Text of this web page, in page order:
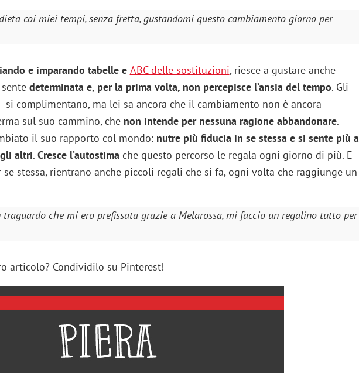
coi miei tempi, senza fretta, gustandomi questo cambiamento giorno per
e imparando tabelle e ABC delle sostituzioni, riesce a gustare anche
determinata e, per la prima volta, non percepisce l’ansia del tempo. Gli
complimentano, ma lei sa ancora che il cambiamento non è ancora
sul suo cammino, che non intende per nessuna ragione abbandonare.
il suo rapporto col mondo: nutre più fiducia in se stessa e si sente più a
altri. Cresce l’autostima che questo percorso le regala ogni giorno di più. E
stessa, rientrano anche piccoli regali che si fa, ogni volta che raggiunge un
traguardo che mi ero prefissata grazie a Melarossa, mi faccio un regalino tutto per
articolo? Condividilo su Pinterest!